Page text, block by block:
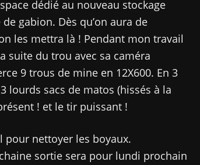
dédié au nouveau stockage
gabion. Dès qu’on aura de
les mettra là ! Pendant mon travail
suite du trou avec sa caméra
9 trous de mine en 12X600. En 3
lourds sacs de matos (hissés à la
! et le tir puissant !
pour nettoyer les boyaux.
sortie sera pour lundi prochain